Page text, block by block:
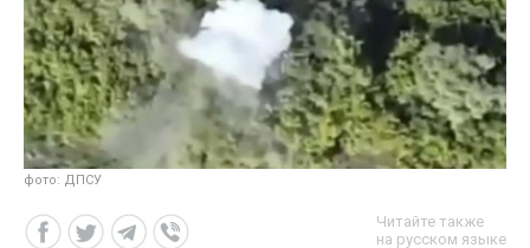
фото: ДПСУ
Читайте также
на русском языке